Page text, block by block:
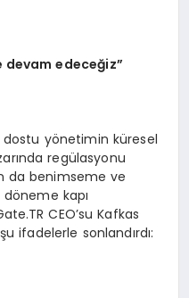
devam edeceğiz”
dostu yönetimin küresel
regülasyonu
da benimseme ve
döneme kapı
CEO’su Kafkas
ifadelerle sonlandırdı: